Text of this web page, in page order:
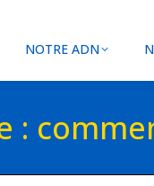
NOTRE ADN
: